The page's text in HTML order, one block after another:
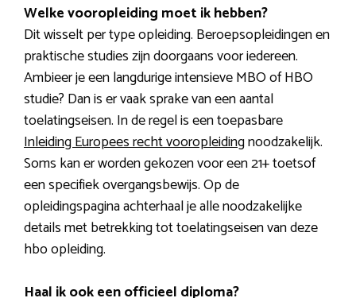
Welke vooropleiding moet ik hebben?
Dit wisselt per type opleiding. Beroepsopleidingen en
praktische studies zijn doorgaans voor iedereen.
Ambieer je een langdurige intensieve MBO of HBO
studie? Dan is er vaak sprake van een aantal
toelatingseisen. In de regel is een toepasbare
Inleiding Europees recht vooropleidingnoodzakelijk.
Soms kan er worden gekozen voor een 21+ toetsof
een specifiek overgangsbewijs. Op de
opleidingspagina achterhaal je alle noodzakelijke
details met betrekking tot toelatingseisen van deze
hbo opleiding.
Haal ik ook een officieel diploma?